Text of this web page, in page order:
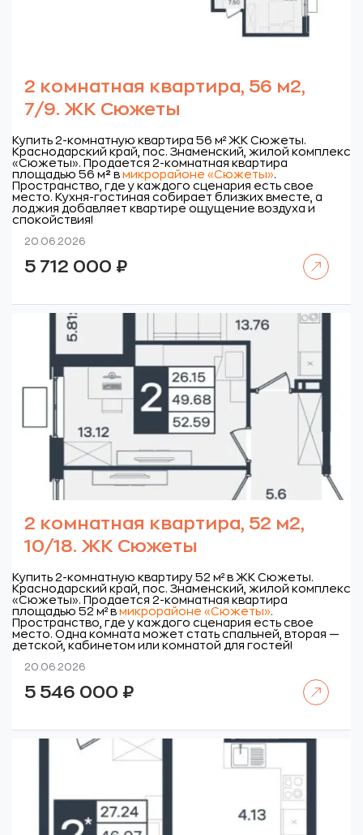
2 комнатная квартира, 56 м2,
7/9. ЖК Сюжеты
Купить 2-комнатную квартира 56 м² ЖК Сюжеты.
Краснодарский край, пос. Знаменский, жилой комплекс
«Сюжеты». Продается 2-комнатная квартира
площадью 56 м² в микрорайоне «Сюжеты».
Пространство, где у каждого сценария есть свое
место. Кухня-гостиная собирает близких вместе, а
лоджия добавляет квартире ощущение воздуха и
спокойствия!
20.06.2026
5 712 000 ₽
2 комнатная квартира, 52 м2,
10/18. ЖК Сюжеты
Купить 2-комнатную квартиру 52 м² в ЖК Сюжеты.
Краснодарский край, пос. Знаменский, жилой комплекс
«Сюжеты». Продается 2-комнатная квартира
площадью 52 м² в микрорайоне «Сюжеты».
Пространство, где у каждого сценария есть свое
место. Одна комната может стать спальней, вторая —
детской, кабинетом или комнатой для гостей!
20.06.2026
5 546 000 ₽